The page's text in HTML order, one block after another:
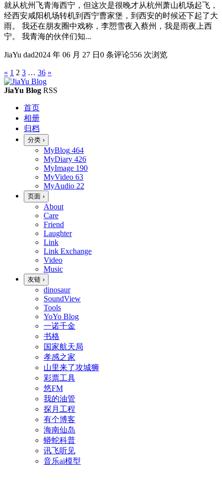
就从杭州飞青海西宁，但这次是很晚才从杭州萧山机场起飞，
经西安咸阳机场转机到西宁曹家堡，到西安的时候还下起了大
雨。 我还在朋友圈中戏称，李愬雪夜入蔡州，我是雨夜上西
宁。 我青海的伙伴们知...
JiaYu dad2024 年 06 月 27 日 0 条评论556 次浏览
Posts
navigation
« 1 2 3 … 36 »
JiaYu Blog RSS
首页
相册
归档
分类 ›
MyBlog 464
MyDiary 426
MyImage 190
MyVideo 63
MyAudio 22
页面 ›
About
Care
Friend
Laughter
Link
Link Exchange
Video
Music
友链 ›
dinosaur
SoundView
Tools
YoYo Blog
一诺千金
书格
国家航天局
孝感之家
山里来了攻城狮
彩票工具
悠FM
我的油管
探月工程
有个博客
海南仙岛
蟒蛇科普
讯飞听见
音乐ai模型